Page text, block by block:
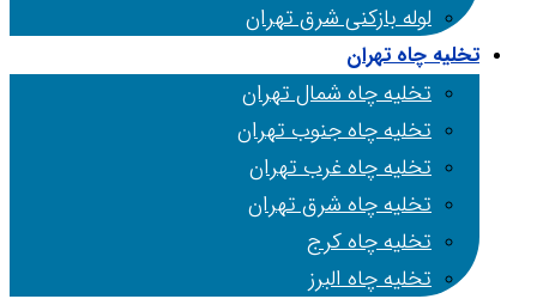
لوله بازکنی شرق تهران
تخلیه چاه تهران
تخلیه چاه شمال تهران
تخلیه چاه جنوب تهران
تخلیه چاه غرب تهران
تخلیه چاه شرق تهران
تخلیه چاه کرج
تخلیه چاه البرز